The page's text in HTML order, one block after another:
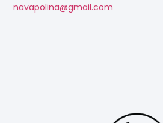
navapolina@gmail.com